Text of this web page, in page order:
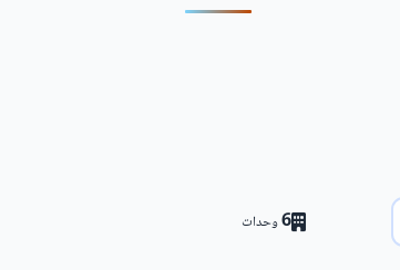
6وحدات